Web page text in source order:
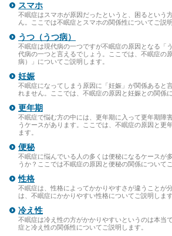
スマホ
不眠症はスマホが原因だったというと、困るという
ん。ここでは不眠症とスマホの関係性についてご説明
うつ（うつ病）
不眠症は現代病の一つですが不眠症の原因となる「
代病の一つと言えるでしょう。ここでは、不眠症の
病）」についてご説明します。
妊娠
不眠症になってしまう原因に「妊娠」が関係あると
れません。ここでは、不眠症の原因と妊娠との関係
更年期
不眠症で悩む方の中には、更年期に入って更年期障
うケースがあります。ここでは、不眠症の原因と更
ます。
便秘
不眠症に悩んでいる人の多くは便秘になるケースが
うか？ここでは不眠症の原因と便秘の関係について
性格
不眠症は、性格によってかかりやすさが違うことが
は、不眠症にかかりやすい性格についてご説明します
冷え性
不眠症は冷え性の方がかかりやすいというのは本当
症と冷え性の関係性についてご説明します。